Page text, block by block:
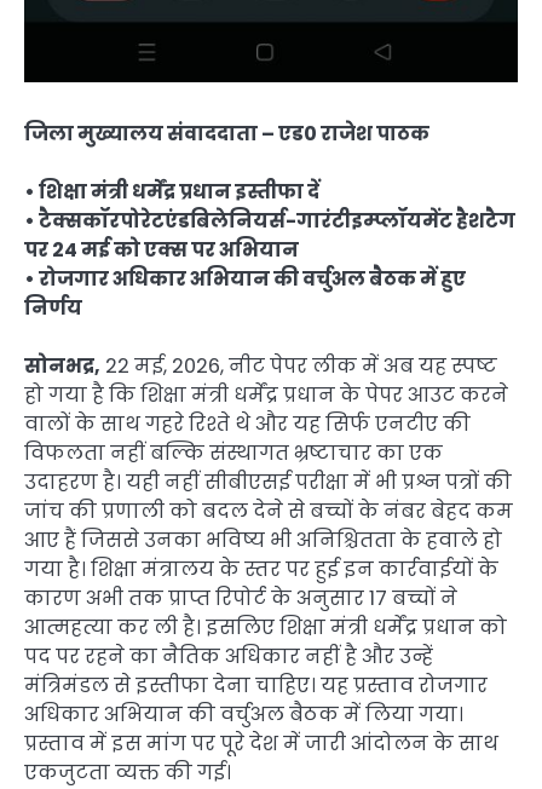
जिला मुख्यालय संवाददाता – एड0 राजेश पाठक
• शिक्षा मंत्री धर्मेंद्र प्रधान इस्तीफा दें
• टैक्सकॉरपोरेटएंडबिलेनियर्स-गारंटीइम्प्लॉयमेंट हैशटैग
पर 24 मई को एक्स पर अभियान
• रोजगार अधिकार अभियान की वर्चुअल बैठक में हुए
निर्णय
सोनभद्र, 22 मई, 2026, नीट पेपर लीक में अब यह स्पष्ट
हो गया है कि शिक्षा मंत्री धर्मेंद्र प्रधान के पेपर आउट करने
वालों के साथ गहरे रिश्ते थे और यह सिर्फ एनटीए की
विफलता नहीं बल्कि संस्थागत भ्रष्टाचार का एक
उदाहरण है। यही नहीं सीबीएसई परीक्षा में भी प्रश्न पत्रों की
जांच की प्रणाली को बदल देने से बच्चों के नंबर बेहद कम
आए हैं जिससे उनका भविष्य भी अनिश्चितता के हवाले हो
गया है। शिक्षा मंत्रालय के स्तर पर हुई इन कार्रवाईयों के
कारण अभी तक प्राप्त रिपोर्ट के अनुसार 17 बच्चों ने
आत्महत्या कर ली है। इसलिए शिक्षा मंत्री धर्मेंद्र प्रधान को
पद पर रहने का नैतिक अधिकार नहीं है और उन्हें
मंत्रिमंडल से इस्तीफा देना चाहिए। यह प्रस्ताव रोजगार
अधिकार अभियान की वर्चुअल बैठक में लिया गया।
प्रस्ताव में इस मांग पर पूरे देश में जारी आंदोलन के साथ
एकजुटता व्यक्त की गई।